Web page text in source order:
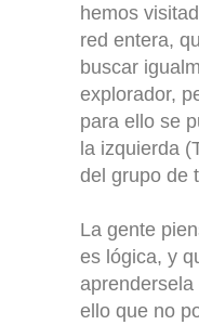
hemos
red entera,
buscar
explorador,
para ello se
la izquierda
del grupo de
La gente
es lógica, y
ello que no